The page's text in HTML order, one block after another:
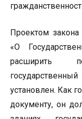
Проектом
«О
расширить
установлен. Как
документу, он